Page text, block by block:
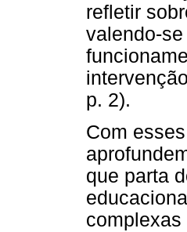
refletir
valendo-
p. 2).
Com
que parta